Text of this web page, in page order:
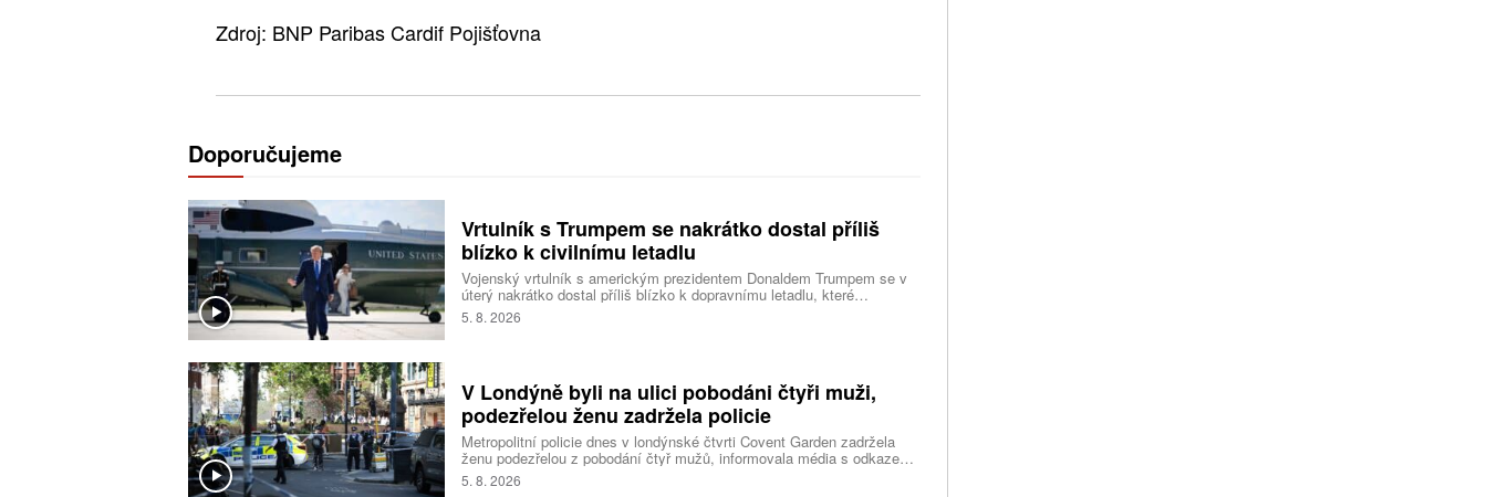
Zdroj: BNP Paribas Cardif Pojišťovna
Doporučujeme
Vrtulník s Trumpem se nakrátko dostal příliš
blízko k civilnímu letadlu
Vojenský vrtulník s americkým prezidentem Donaldem Trumpem se v
úterý nakrátko dostal příliš blízko k dopravnímu letadlu, které
startovalo z washingtonského letiště Ronalda Reagana, uvedl dnes
americký Federální úřad pro letectví (FAA). Podle Bílého domu Trump
jestli zahájí vyšetřování.
5. 8. 2026
V Londýně byli na ulici pobodáni čtyři muži,
podezřelou ženu zadržela policie
Metropolitní policie dnes v londýnské čtvrti Covent Garden zadržela
ženu podezřelou z pobodání čtyř mužů, informovala média s odkazem
na místní úřady. Mluvčí londýnské záchranné služby uvedl, že čtyři
pacienti byli ošetřeni na místě a převezeni do nedalekého
5. 8. 2026